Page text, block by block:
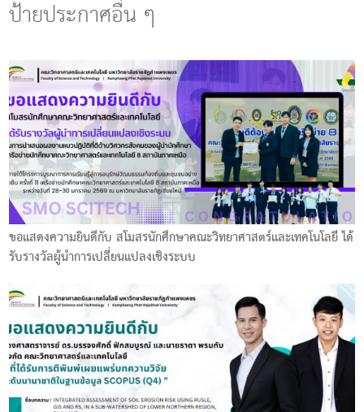
ป้ายประกาศอื่น ๆ
ขอแสดงความยินดีกับ สโมสรนักศึกษาคณะวิทยาศาสตร์และเทคโนโลยี ได้
รับรางวัลผู้นำการเปลี่ยนแปลงเชิงระบบ